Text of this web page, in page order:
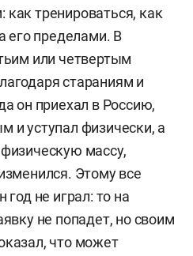
тренироваться, как
его пределами. В
или четвертым
стараниям и
он приехал в Россию,
и уступал физически, а
массу,
Этому все
год не играл: то на
не попадет, но своим
что может